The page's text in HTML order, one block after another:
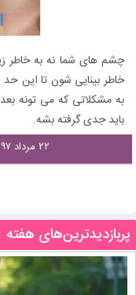
چشم های شما نه به خاطر
خاطر بینایی شون تا این
به مشکلاتی که می تونه
باید جدی گرفته بشه.
۲۲ مرداد ۱۳۹۷ - ۱۱:۵۲
پربازدیدترین‌های هفته